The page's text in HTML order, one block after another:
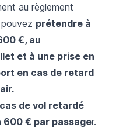
au règlement
prétendre à
€, au
et à une prise en
en cas de retard
de vol retardé
600 € par passager.